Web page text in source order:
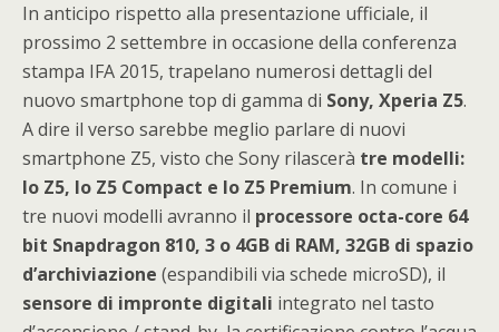
In anticipo rispetto alla presentazione ufficiale, il
prossimo 2 settembre in occasione della conferenza
stampa IFA 2015, trapelano numerosi dettagli del
nuovo smartphone top di gamma di Sony, Xperia Z5.
A dire il verso sarebbe meglio parlare di nuovi
smartphone Z5, visto che Sony rilascerà tre modelli:
lo Z5, lo Z5 Compact e lo Z5 Premium. In comune i
tre nuovi modelli avranno il processore octa-core 64
bit Snapdragon 810, 3 o 4GB di RAM, 32GB di spazio
d’archiviazione (espandibili via schede microSD), il
sensore di impronte digitali integrato nel tasto